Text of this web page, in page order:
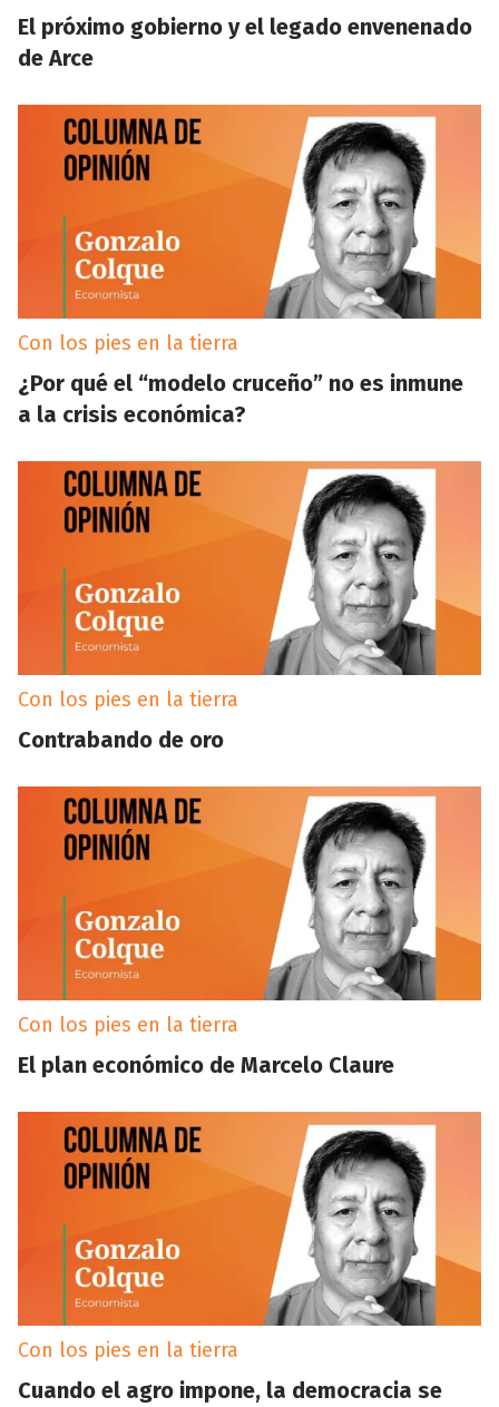
El próximo gobierno y el legado envenenado
de Arce
Con los pies en la tierra
¿Por qué el “modelo cruceño” no es inmune
a la crisis económica?
Con los pies en la tierra
Contrabando de oro
Con los pies en la tierra
El plan económico de Marcelo Claure
Con los pies en la tierra
Cuando el agro impone, la democracia se